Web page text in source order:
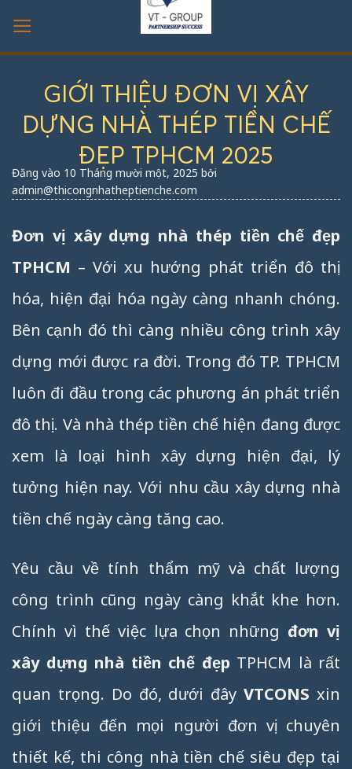
qua
nội
GIỚI THIỆU ĐƠN VỊ XÂY
DỰNG NHÀ THÉP TIỀN CHẾ
ĐẸP TPHCM 2025
Đăng vào 10 Tháng mười một, 2025 bởi
admin@thicongnhatheptienche.com
Đơn vị xây dựng nhà thép tiền chế đẹp
TPHCM – Với xu hướng phát triển đô thị
hóa, hiện đại hóa ngày càng nhanh chóng.
Bên cạnh đó thì càng nhiều công trình xây
dựng mới được ra đời. Trong đó TP. TPHCM
luôn đi đầu trong các phương án phát triển
đô thị. Và nhà thép tiền chế hiện đang được
xem là loại hình xây dựng hiện đại, lý
tưởng hiện nay. Với nhu cầu xây dựng nhà
tiền chế ngày càng tăng cao.
Yêu cầu về tính thẩm mỹ và chất lượng
công trình cũng ngày càng khắt khe hơn.
Chính vì thế việc lựa chọn những đơn vị
xây dựng nhà tiền chế đẹp TPHCM là rất
quan trọng. Do đó, dưới đâyVTCONS xin
giới thiệu đến mọi người đơn vị chuyên
thiết kế, thi công nhà tiền chế siêu đẹp tại